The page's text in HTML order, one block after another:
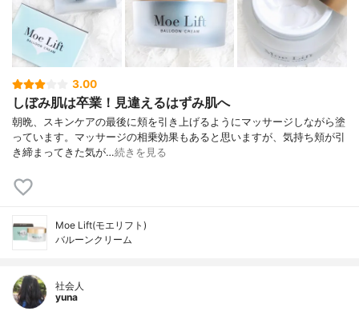
3.00
しぼみ肌は卒業！見違えるはずみ肌へ
朝晩、スキンケアの最後に頬を引き上げるようにマッサージしながら塗
っています。マッサージの相乗効果もあると思いますが、気持ち頬が引
き締まってきた気が…続きを見る
Moe Lift(モエリフト)
バルーンクリーム
社会人
yuna